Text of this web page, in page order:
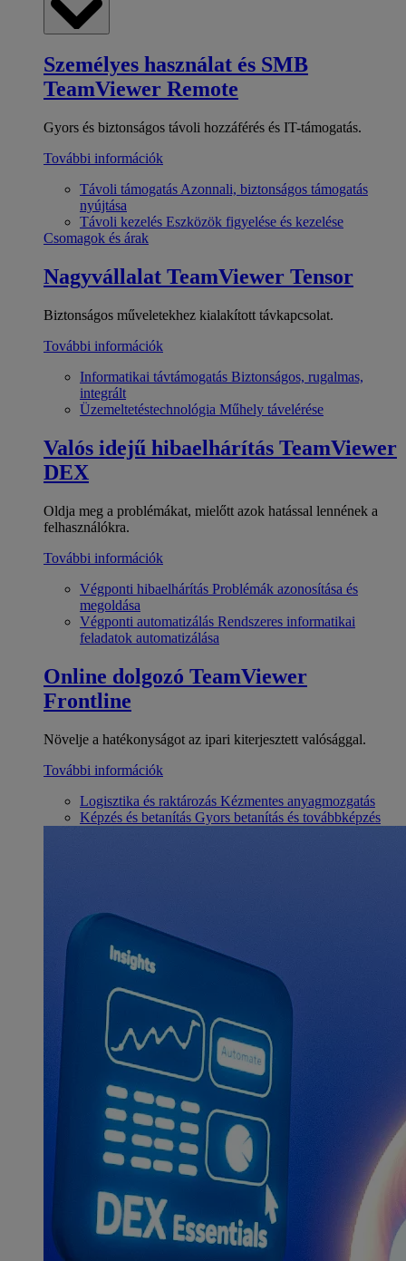
Személyes használat és SMB
TeamViewer Remote
Gyors és biztonságos távoli hozzáférés és IT-támogatás.
További információk
Távoli támogatás Azonnali, biztonságos támogatás
nyújtása
Távoli kezelés Eszközök figyelése és kezelése
Csomagok és árak
Nagyvállalat TeamViewer Tensor
Biztonságos műveletekhez kialakított távkapcsolat.
További információk
Informatikai távtámogatás Biztonságos, rugalmas,
integrált
Üzemeltetéstechnológia Műhely távelérése
Valós idejű hibaelhárítás TeamViewer
DEX
Oldja meg a problémákat, mielőtt azok hatással lennének a
felhasználókra.
További információk
Végponti hibaelhárítás Problémák azonosítása és
megoldása
Végponti automatizálás Rendszeres informatikai
feladatok automatizálása
Online dolgozó TeamViewer
Frontline
Növelje a hatékonyságot az ipari kiterjesztett valósággal.
További információk
Logisztika és raktározás Kézmentes anyagmozgatás
Képzés és betanítás Gyors betanítás és továbbképzés